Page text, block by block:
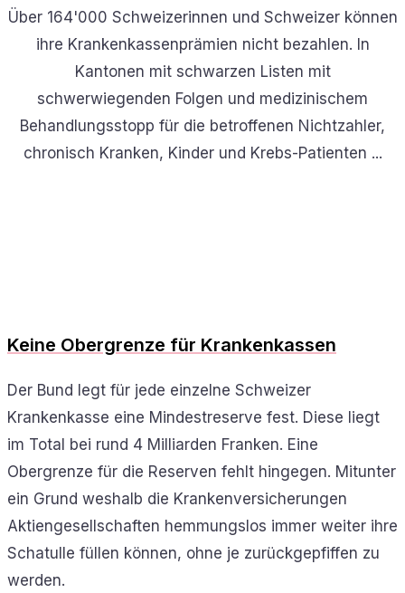
Über 164'000 Schweizerinnen und Schweizer können
ihre Krankenkassenprämien nicht bezahlen. In
Kantonen mit schwarzen Listen mit
schwerwiegenden Folgen und medizinischem
Behandlungsstopp für die betroffenen Nichtzahler,
chronisch Kranken, Kinder und Krebs-Patienten ...
Keine Obergrenze für Krankenkassen
Der Bund legt für jede einzelne Schweizer
Krankenkasse eine Mindestreserve fest. Diese liegt
im Total bei rund 4 Milliarden Franken. Eine
Obergrenze für die Reserven fehlt hingegen. Mitunter
ein Grund weshalb die Krankenversicherungen
Aktiengesellschaften hemmungslos immer weiter ihre
Schatulle füllen können, ohne je zurückgepfiffen zu
werden.